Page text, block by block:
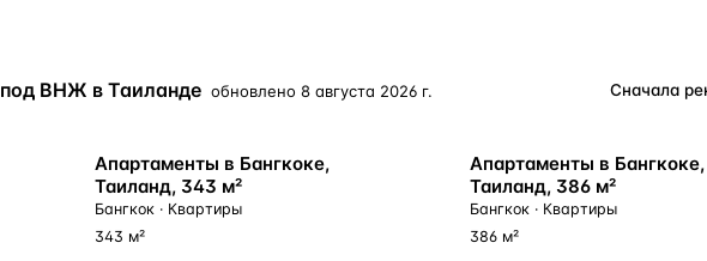
Турция · 2 556
ВНЖ в Таиланде обновлено 8 августа 2026 г.
Апартаменты в Бангкоке,
Таиланд, 343 м²
Бангкок · Квартиры
343 м²
Апартаменты в Бангкоке,
Таиланд, 386 м²
Бангкок · Квартиры
386 м²